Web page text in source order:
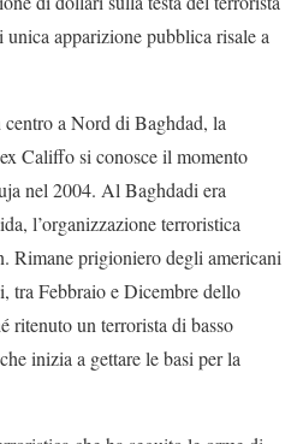
apparizione pubblica risale a
a Nord di Baghdad, la
Califfo si conosce il momento
nel 2004. Al Baghdadi era
l’organizzazione terroristica
Rimane prigioniero degli americani
tra Febbraio e Dicembre dello
ritenuto un terrorista di basso
inizia a gettare le basi per la